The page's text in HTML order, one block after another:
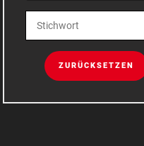
ZURÜCKSETZEN